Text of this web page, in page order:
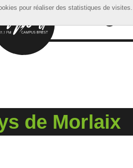
pour réaliser des statistiques de visites.
pour réaliser des statistiques de visites.
de Morlaix